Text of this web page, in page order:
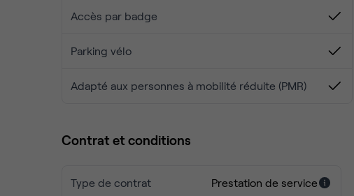
🚶‍♂️ 7 mins à pied de la Place Croix Rousse
👉 290€ HT / mois 100€ HT / semaine 30€ HT / jour
Accès par badge
Parking vélo
Adapté aux personnes à mobilité réduite (PMR)
Contrat et conditions
Type de contrat Prestation de service